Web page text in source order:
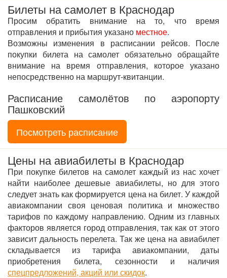
Билеты на самолет в Краснодар
Просим обратить внимание на то, что время
отправления и прибытия указано местное.
Возможны изменения в расписании рейсов. После
покупки билета на самолет обязательно обращайте
внимание на время отправления, которое указано
непосредственно на маршрут-квитанции.
Расписание самолётов по аэропорту
Пашковский
Посмотреть расписание
Цены на авиабилеты в Краснодар
При покупке билетов на самолет каждый из нас хочет
найти наиболее дешевые авиабилеты, но для этого
следует знать как формируется цена на билет. У каждой
авиакомпании своя ценовая политика и множество
тарифов по каждому направлению. Одним из главных
факторов является город отправления, так как от этого
зависит дальность перелета. Так же цена на авиабилет
складывается из тарифа авиакомпании, даты
приобретения билета, сезонности и наличия
спецпредложений, акций или скидок.